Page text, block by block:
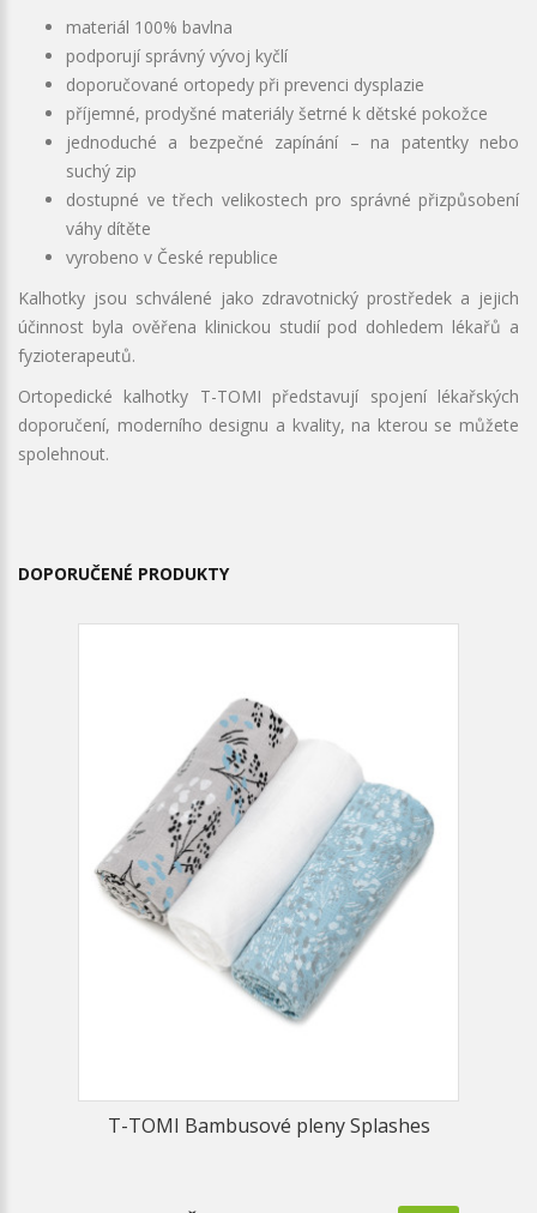
materiál 100% bavlna
podporují správný vývoj kyčlí
doporučované ortopedy při prevenci dysplazie
příjemné, prodyšné materiály šetrné k dětské pokožce
jednoduché a bezpečné zapínání – na patentky nebo
suchý zip
dostupné ve třech velikostech pro správné přizpůsobení
váhy dítěte
vyrobeno v České republice
Kalhotky jsou schválené jako zdravotnický prostředek a jejich
účinnost byla ověřena klinickou studií pod dohledem lékařů a
fyzioterapeutů.
Ortopedické kalhotky T-TOMI představují spojení lékařských
doporučení, moderního designu a kvality, na kterou se můžete
spolehnout.
DOPORUČENÉ PRODUKTY
T-TOMI Bambusové pleny Splashes